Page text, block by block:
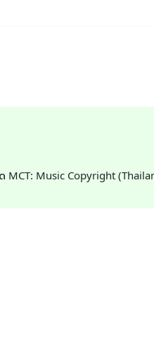
MCT: Music Copyright